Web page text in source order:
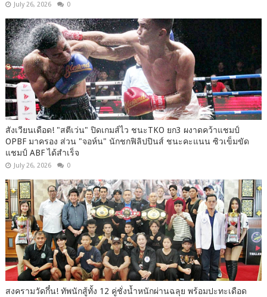
July 26, 2026 0
สังเวียนเดือด! "สตีเว่น" ปิดเกมส์ไว ชนะTKO ยก3 ผงาดคว้าแชมป์
OPBF มาครอง ส่วน "จอห์น" นักชกฟิลิปปินส์ ชนะคะแนน ซิวเข็มขัด
แชมป์ ABF ได้สำเร็จ
July 26, 2026 0
สงครามวัดกึ๋น! ทัพนักสู้ทั้ง 12 คู่ชั่งน้ำหนักผ่านฉลุย พร้อมปะทะเดือด